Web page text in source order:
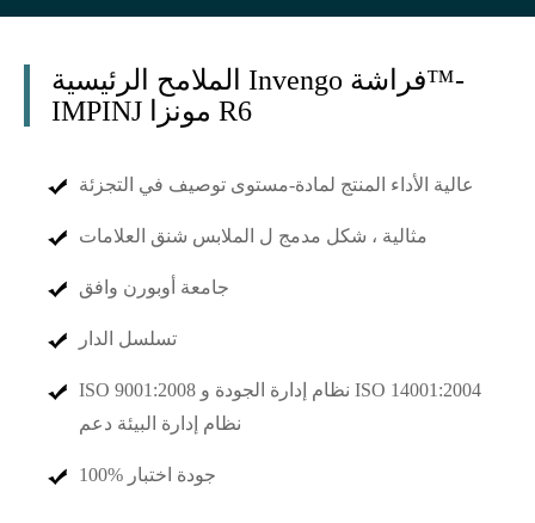
الملامح الرئيسية Invengo فراشة™-
IMPINJ مونزا R6
عالية الأداء المنتج لمادة-مستوى توصيف في التجزئة
مثالية ، شكل مدمج ل الملابس شنق العلامات
جامعة أوبورن وافق
تسلسل الدار
ISO 9001:2008 نظام إدارة الجودة و ISO 14001:2004
نظام إدارة البيئة دعم
100% جودة اختبار